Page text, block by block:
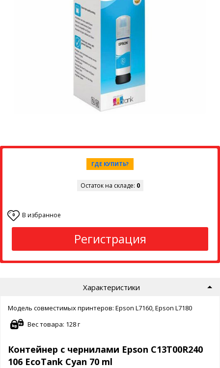
ГДЕ КУПИТЬ?
Остаток на складе: 0
0 В избранное
Регистрация
Характеристики
Модель совместимых принтеров: Epson L7160, Epson L7180
Вес товара: 128 г
Контейнер с чернилами Epson C13T00R240
106 EcoTank Cyan 70 ml